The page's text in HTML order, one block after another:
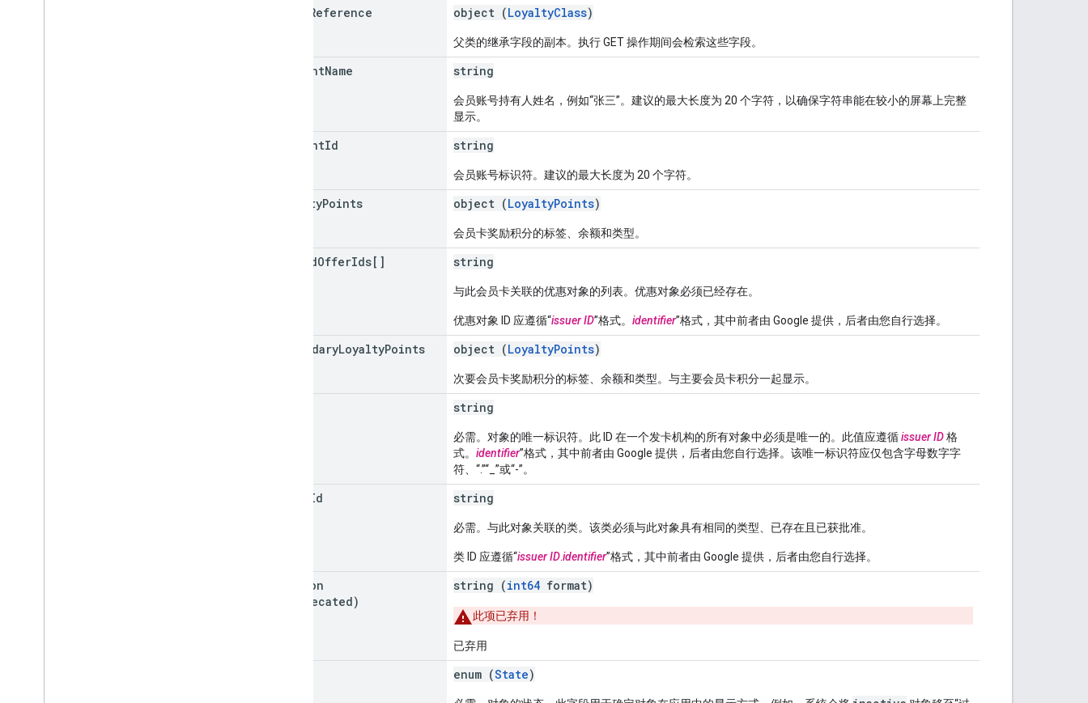
Reference object (LoyaltyClass)
父类的继承字段的副本。执行 GET 操作期间会检索这些字段。
accountName string
会员账号持有人姓名，例如“张三”。建议的最大长度为 20 个字符，以确保字符串能在较小的屏幕上完整
显示。
accountId string
会员账号标识符。建议的最大长度为 20 个字符。
loyaltyPoints object (LoyaltyPoints)
会员卡奖励积分的标签、余额和类型。
linkedOfferIds[] string
与此会员卡关联的优惠对象的列表。优惠对象必须已经存在。
优惠对象 ID 应遵循“issuer ID”格式。 identifier”格式，其中前者由 Google 提供，后者由您自行选择。
secondaryLoyaltyPoints object (LoyaltyPoints)
次要会员卡奖励积分的标签、余额和类型。与主要会员卡积分一起显示。
string
必需。对象的唯一标识符。此 ID 在一个发卡机构的所有对象中必须是唯一的。此值应遵循issuer ID格
式。 identifier”格式，其中前者由 Google 提供，后者由您自行选择。该唯一标识符应仅包含字母数字字
符、“.”“_”或“-”。
Id string
必需。与此对象关联的类。该类必须与此对象具有相同的类型、已存在且已获批准。
类 ID 应遵循“issuer IDidentifier”格式，其中前者由 Google 提供，后者由您自行选择。
version
(deprecated)
string (int64 format)
此项已弃用！
已弃用
enum (State)